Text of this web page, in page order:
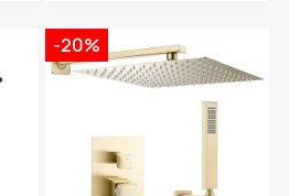
-20%